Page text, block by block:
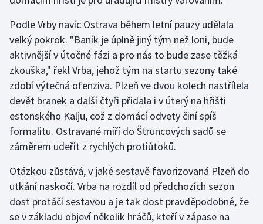
Lezení
Lyže a snowboard
Moderní pětiboj
Motorsport
Olympijské hry
Parasport
Plavání
Podle Vrby navíc Ostrava během letní pauzy udělala
velký pokrok. "Baník je úplně jiný tým než loni, bude
aktivnější v útočné fázi a pro nás to bude zase těžká
zkouška," řekl Vrba, jehož tým na startu sezony také
zdobí výtečná ofenziva. Plzeň ve dvou kolech nastřílela
devět branek a další čtyři přidala i v úterý na hřišti
estonského Kalju, což z domácí odvety činí spíš
formalitu. Ostravané míří do Štruncových sadů se
záměrem udeřit z rychlých protiútoků.
Otázkou zůstává, v jaké sestavě favorizovaná Plzeň do
utkání naskočí. Vrba na rozdíl od předchozích sezon
dost protáčí sestavou a je tak dost pravděpodobné, že
se v základu objeví několik hráčů, kteří v zápase na